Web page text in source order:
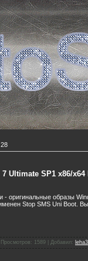
28
Ultimate SP1 x86/x64
- оригинальные образы
Stop SMS Uni Boot.
Просмотров: 1589 Добавил: